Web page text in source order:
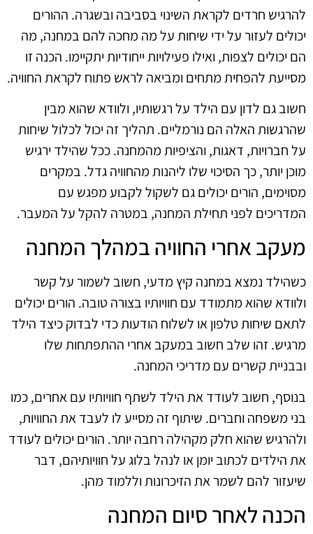
להרגיש חרדים לקראת השינוי בסביבה ובשגרה. ההורים
יכולים לעזור על ידי שיחות על מה מחכה להם במחנה, מה
הם יכולים לצפות, ואילו פעילויות ייחודיות יתקיימו. הכנה זו
מסייעת להפחית מתחים ומביאה לראש פתוח לקראת החוויה.
חשוב גם לדון עם הילד על רגשותיו, ולוודא שהוא מבין
שהרגשות האלה הם נורמליים. תהליך זה יכול לכלול שיחות
על חברויות, דאגות, והציפיות מהמחנה. ככל שהילד ירגיש
מוכן יותר, כך הסיכוי שלו ליהנות מהחוויה גדל. במקרים
מסוימים, הורים יכולים גם לשקול לקבוע מפגש עם
המדריכים לפני תחילת המחנה, במטרה להקל על המעבר.
מעקב אחרי החוויה במהלך המחנה
כשהילד נמצא במחנה קיץ מדעי, חשוב לשמור על קשר
ולוודא שהוא מתמודד עם חוויותיו בצורה טובה. הורים יכולים
לתאם שיחות טלפון או לשלוח הודעות כדי לבדוק כיצד הילד
מרגיש. זהו שלב חשוב במעקב אחרי ההתפתחות שלו
ובבניית קשרים עם מדריכי המחנה.
בנוסף, חשוב לעודד את הילד לשתף חוויותיו עם אחרים, כמו
בני משפחה וחברים. שיתוף זה מסייע לו לעבד את החוויות,
ולהרגיש שהוא חלק מקהילה רחבה יותר. הורים יכולים לעודד
את הילדים לכתוב יומן או לנהל בלוג על חוויותיהם, דבר
שיעזור להם לשמר את הזיכרונות וללמוד מהן.
הכנה לאחר סיום המחנה